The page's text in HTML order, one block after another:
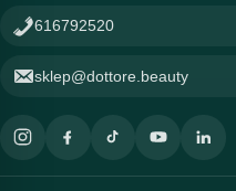
616792520
sklep@dottore.beauty